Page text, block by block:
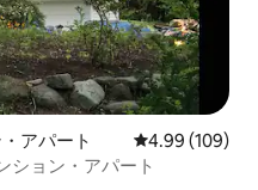
アパート レビュー109
4.99 (109)
ション・アパート